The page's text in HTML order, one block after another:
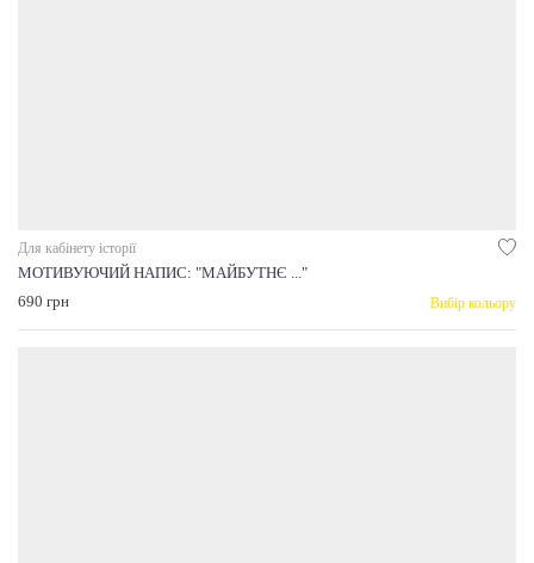
Для кабінету історії
МОТИВУЮЧИЙ НАПИС: "МАЙБУТНЄ ..."
690 грн
Вибір кольору